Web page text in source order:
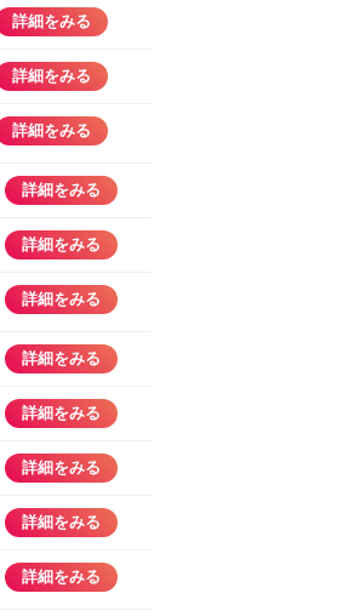
詳細をみる
詳細をみる
詳細をみる
詳細をみる
詳細をみる
詳細をみる
詳細をみる
詳細をみる
詳細をみる
詳細をみる
詳細をみる